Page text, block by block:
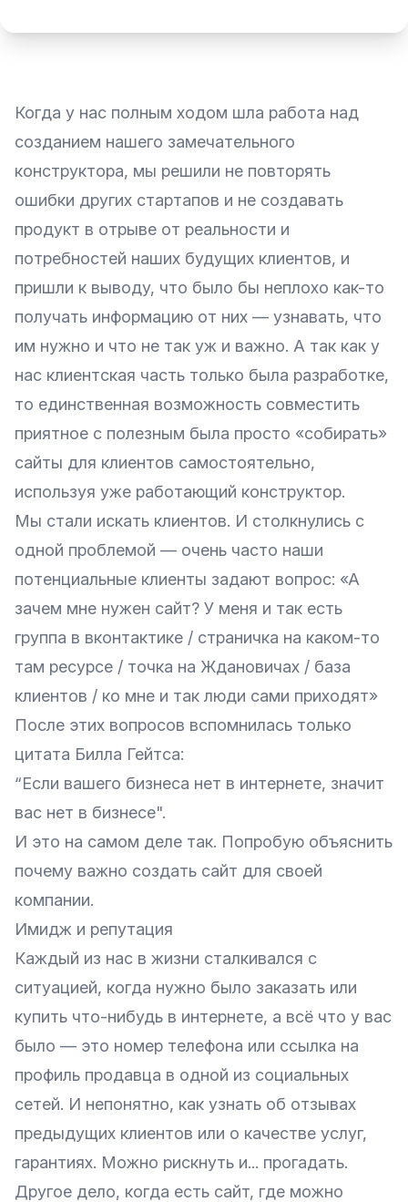
Когда у нас полным ходом шла работа над
созданием нашего замечательного
конструктора, мы решили не повторять
ошибки других стартапов и не создавать
продукт в отрыве от реальности и
потребностей наших будущих клиентов, и
пришли к выводу, что было бы неплохо как-то
получать информацию от них — узнавать, что
им нужно и что не так уж и важно. А так как у
нас клиентская часть только была разработке,
то единственная возможность совместить
приятное с полезным была просто «собирать»
сайты для клиентов самостоятельно,
используя уже работающий конструктор.
Мы стали искать клиентов. И столкнулись с
одной проблемой — очень часто наши
потенциальные клиенты задают вопрос: «А
зачем мне нужен сайт? У меня и так есть
группа в вконтактике / страничка на каком-то
там ресурсе / точка на Ждановичах / база
клиентов / ко мне и так люди сами приходят»
После этих вопросов вспомнилась только
цитата Билла Гейтса:
“Если вашего бизнеса нет в интернете, значит
вас нет в бизнесе".
И это на самом деле так. Попробую объяснить
почему важно создать сайт для своей
компании.
Имидж и репутация
Каждый из нас в жизни сталкивался с
ситуацией, когда нужно было заказать или
купить что-нибудь в интернете, а всё что у вас
было — это номер телефона или ссылка на
профиль продавца в одной из социальных
сетей. И непонятно, как узнать об отзывах
предыдущих клиентов или о качестве услуг,
гарантиях. Можно рискнуть и... прогадать.
Другое дело, когда есть сайт, где можно